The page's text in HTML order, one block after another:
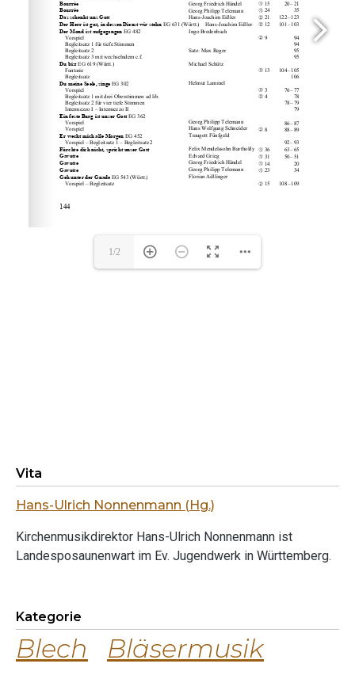
Vita
Hans-Ulrich Nonnenmann (Hg.)
Kirchenmusikdirektor Hans-Ulrich Nonnenmann ist
Landesposaunenwart im Ev. Jugendwerk in Württemberg.
Kategorie
Blech Bläsermusik